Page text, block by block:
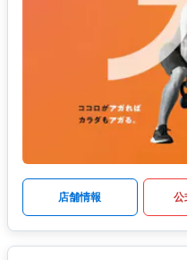
店舗情報 公